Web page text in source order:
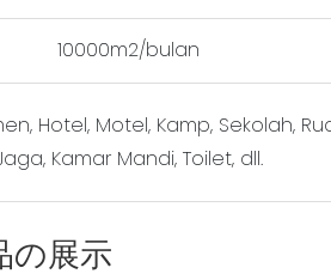
10000m2/bulan
Hotel, Motel, Kamp, Sekolah,
Kamar Mandi, Toilet, dll.
の展示